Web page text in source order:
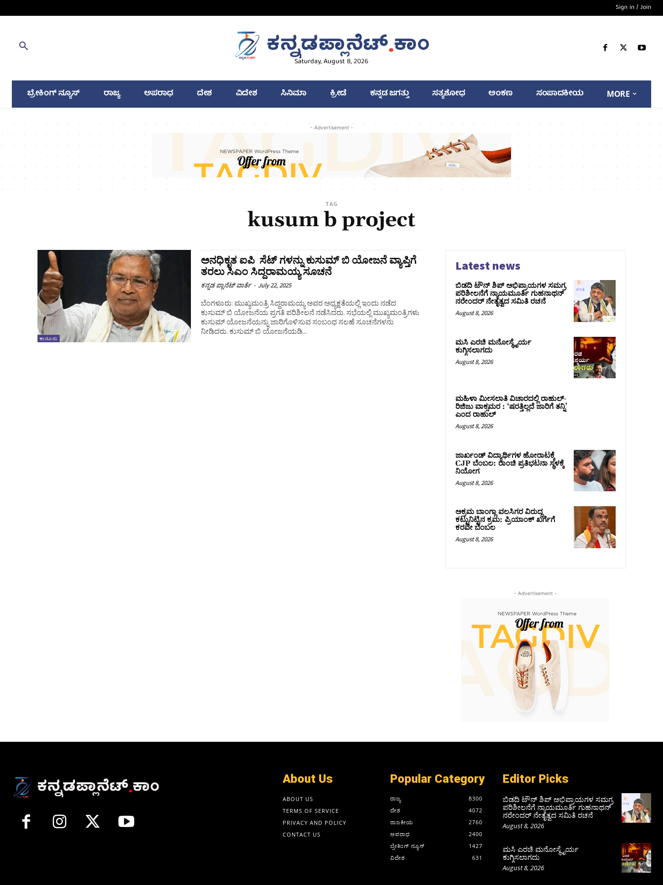
Sign in / Join
Saturday, August 8, 2026
ಬ್ರೇಕಿಂಗ್ ನ್ಯೂಸ್ ರಾಜ್ಯ ಅಪರಾಧ ದೇಶ ವಿದೇಶ ಸಿನಿಮಾ ಕ್ರೀಡೆ ಕನ್ನಡ ಜಗತ್ತು ಸತ್ಯಶೋಧ ಅಂಕಣ ಸಂಪಾದಕೀಯ MORE
- Advertisement -
TAG
kusum b project
ಕಾನೂನು
ಅನಧಿಕೃತ ಐಪಿ ಸೆಟ್‌ ಗಳನ್ನು ಕುಸುಮ್ ಬಿ ಯೋಜನೆ ವ್ಯಾಪ್ತಿಗೆ
ತರಲು ಸಿಎಂ ಸಿದ್ದರಾಮಯ್ಯ ಸೂಚನೆ
ಕನ್ನಡ ಪ್ಲಾನೆಟ್ ವಾರ್ತೆ - July 22, 2025
ಬೆಂಗಳೂರು: ಮುಖ್ಯಮಂತ್ರಿ ಸಿದ್ದರಾಮಯ್ಯ ಅವರ ಅಧ್ಯಕ್ಷತೆಯಲ್ಲಿ ಇಂದು ನಡೆದ
ಕುಸುಮ್ ಬಿ ಯೋಜನೆಯ ಪ್ರಗತಿ ಪರಿಶೀಲನೆ ನಡೆಸಿದರು. ಸಭೆಯಲ್ಲಿ ಮುಖ್ಯಮಂತ್ರಿಗಳು
ಕುಸುಮ್‌ ಯೋಜನೆಯನ್ನು ಜಾರಿಗೊಳಿಸುವ ಸಂಬಂಧ ಸಲಹೆ ಸೂಚನೆಗಳನು
ನೀಡಿದರು. ಕುಸುಮ್ ಬಿ ಯೋಜನೆಯಡಿ...
Latest news
ಬಿಡದಿ ಟೌನ್ ಶಿಪ್ ಅಭಿಪ್ರಾಯಗಳ ಸಮಗ್ರ
ಪರಿಶೀಲನೆಗೆ ನ್ಯಾಯಮೂರ್ತಿ ಗುಹನಾಥನ್
ನರೇಂದರ್ ನೇತೃತ್ವದ ಸಮಿತಿ ರಚನೆ
August 8, 2026
ಮಸಿ ಎರಚಿ ಮನೋಸ್ಥೈರ್ಯ
ಕುಗ್ಗಿಸಲಾಗದು
August 8, 2026
ಮಹಿಳಾ ಮೀಸಲಾತಿ ವಿಚಾರದಲ್ಲಿ ರಾಹುಲ್‌-
ರಿಜಿಜು ವಾಕ್ಸಮರ : ‘ಷರತ್ತಿಲ್ಲದೆ ಜಾರಿಗೆ ತನ್ನಿ’
ಎಂದ ರಾಹುಲ್‌
August 8, 2026
ಜಾರ್ಖಂಡ್‌ ವಿದ್ಯಾರ್ಥಿಗಳ ಹೋರಾಟಕ್ಕೆ
CJP ಬೆಂಬಲ: ರಾಂಚಿ ಪ್ರತಿಭಟನಾ ಸ್ಥಳಕ್ಕೆ
ನಿಯೋಗ
August 8, 2026
ಅಕ್ರಮ ಬಾಂಗ್ಲಾ ವಲಸಿಗರ ವಿರುದ್ಧ
ಕಟ್ಟುನಿಟ್ಟಿನ ಕ್ರಮ: ಪ್ರಿಯಾಂಕ್ ಖರ್ಗೆಗೆ
ಕರವೇ ಬೆಂಬಲ
August 8, 2026
- Advertisement -
About Us
ABOUT US
TERMS OF SERVICE
PRIVACY AND POLICY
CONTACT US
Popular Category
ರಾಜ್ಯ
8300
ದೇಶ
4072
ರಾಜಕೀಯ
2760
ಅಪರಾಧ
2400
ಬ್ರೇಕಿಂಗ್ ನ್ಯೂಸ್
1427
ವಿದೇಶ
631
Editor Picks
ಬಿಡದಿ ಟೌನ್ ಶಿಪ್ ಅಭಿಪ್ರಾಯಗಳ ಸಮಗ್ರ
ಪರಿಶೀಲನೆಗೆ ನ್ಯಾಯಮೂರ್ತಿ ಗುಹನಾಥನ್
ನರೇಂದರ್ ನೇತೃತ್ವದ ಸಮಿತಿ ರಚನೆ
August 8, 2026
ಮಸಿ ಎರಚಿ ಮನೋಸ್ಥೈರ್ಯ
ಕುಗ್ಗಿಸಲಾಗದು
August 8, 2026